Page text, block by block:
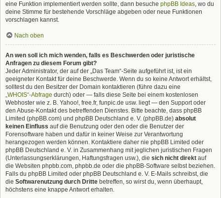
eine Funktion implementiert werden sollte, dann besuche phpBB Ideas, wo du
deine Stimme für bestehende Vorschläge abgeben oder neue Funktionen
vorschlagen kannst.
Nach oben
An wen soll ich mich wenden, falls es Beschwerden oder juristische
Anfragen zu diesem Forum gibt?
Jeder Administrator, der auf der „Das Team“-Seite aufgeführt ist, ist ein
geeigneter Kontakt für deine Beschwerde. Wenn du so keine Antwort erhältst,
solltest du den Besitzer der Domain kontaktieren (führe dazu eine
„WHOIS“-Abfrage durch) oder — falls diese Seite bei einem kostenlosen
Webhoster wie z. B. Yahoo!, free.fr, funpic.de usw. liegt — den Support oder
den Abuse-Kontakt des betreffenden Dienstes. Bitte beachte, dass phpBB
Limited (phpBB.com) und phpBB Deutschland e. V. (phpBB.de) absolut
keinen Einfluss auf die Benutzung oder den oder die Benutzer der
Forensoftware haben und dafür in keiner Weise zur Verantwortung
herangezogen werden können. Kontaktiere daher nie phpBB Limited oder
phpBB Deutschland e. V. in Zusammenhang mit jeglichen juristischen Fragen
(Unterlassungserklärungen, Haftungsfragen usw.), die sich nicht direkt auf
die Websiten phpbb.com, phpbb.de oder die phpBB-Software selbst beziehen.
Falls du phpBB Limited oder phpBB Deutschland e. V. E-Mails schreibst, die
die Softwarenutzung durch Dritte betreffen, so wirst du, wenn überhaupt,
höchstens eine knappe Antwort erhalten.